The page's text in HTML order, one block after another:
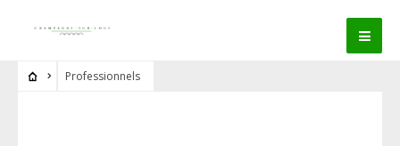
Professionnels